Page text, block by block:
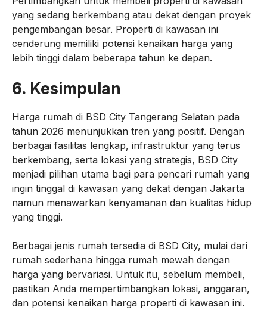
yang sedang berkembang atau dekat dengan proyek
pengembangan besar. Properti di kawasan ini
cenderung memiliki potensi kenaikan harga yang
lebih tinggi dalam beberapa tahun ke depan.
6. Kesimpulan
Harga rumah di BSD City Tangerang Selatan pada
tahun 2026 menunjukkan tren yang positif. Dengan
berbagai fasilitas lengkap, infrastruktur yang terus
berkembang, serta lokasi yang strategis, BSD City
menjadi pilihan utama bagi para pencari rumah yang
ingin tinggal di kawasan yang dekat dengan Jakarta
namun menawarkan kenyamanan dan kualitas hidup
yang tinggi.
Berbagai jenis rumah tersedia di BSD City, mulai dari
rumah sederhana hingga rumah mewah dengan
harga yang bervariasi. Untuk itu, sebelum membeli,
pastikan Anda mempertimbangkan lokasi, anggaran,
dan potensi kenaikan harga properti di kawasan ini.